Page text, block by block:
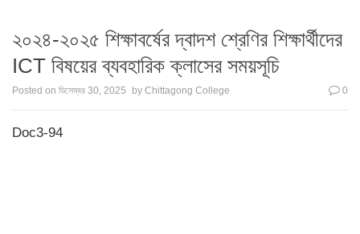
২০২৪-২০২৫ শিক্ষাবর্ষের দ্বাদশ শ্রেণির শিক্ষার্থীদের
ICT বিষয়ের ব্যবহারিক ক্লাসের সময়সূচি
Posted on ডিসেম্বর 30, 2025 by Chittagong College 0
Doc3-94